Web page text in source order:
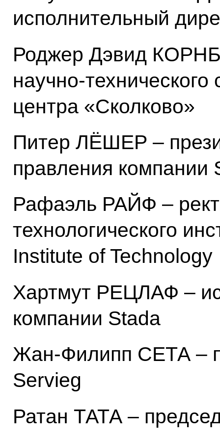
исполнительный
Роджер Дэвид
научно-
центра «Сколково»
Питер ЛЁШЕР –
правления компании
Рафаэль РАЙФ –
технологического
Institute of Technology
Хартмут РЕЦЛАФ –
компании Stada
Жан-Филипп СЕТА –
Servieg
Ратан ТАТА –